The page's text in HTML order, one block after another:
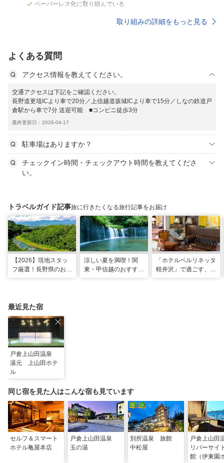
ペーパーレス化に取り組んでいる
取り組みの詳細をもっと見る
よくある質問
アクセス情報を教えてください。
交通アクセスは下記をご確認ください。
長野道更埴ICより車で20分／上信越道坂城ICより車で15分／しなの鉄道戸
倉駅から車で7分 送迎可能 ■コンビニ徒歩3分
最終更新日：2026-04-17
駐車場はありますか？
チェックイン時間・チェックアウト時間を教えてくださ
い。
トラベルガイド記事旅に行きたくなる旅行記事をお届け
【2026】現地スタッ
フ厳選！長野県のおす
涼しい夏を満喫！関
東・甲信越のおすすめ
「ホテルベルリネッタ
軽井沢」で過ごす、ア
最近見た宿
戸倉上山田温泉
湯元 上山田ホテ
ル
同じ宿を見た人はこんな宿も見ています
セルフ＆スマート
ホテル亀屋本店
戸倉上山田温泉
玉の湯
別所温泉 旅館
中松屋
戸倉上山
リバーサイ
館（伊東園